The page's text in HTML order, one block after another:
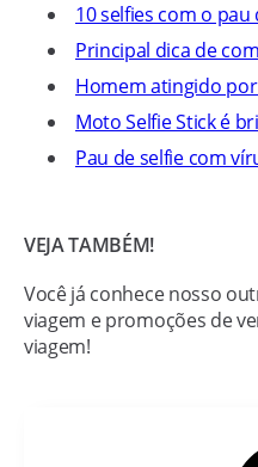
10 selfies com o
Principal dica de
Homem atingido
Moto Selfie Stick é
Pau de selfie com
VEJA TAMBÉM!
Você já conhece nosso
viagem e promoções de
viagem!